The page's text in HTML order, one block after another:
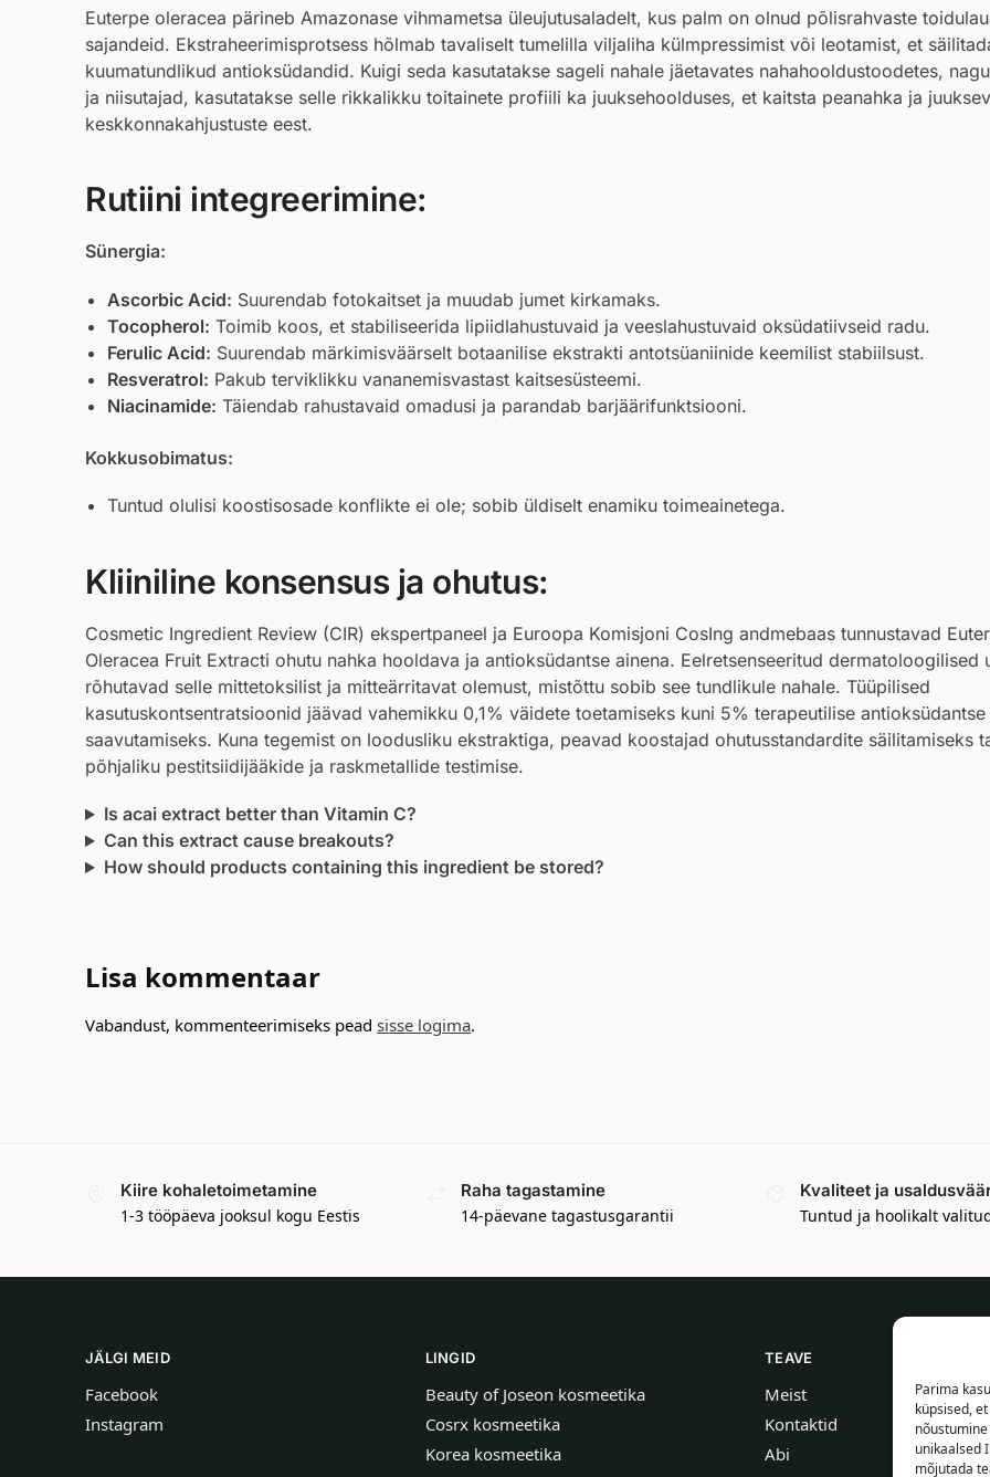
Parima
küpsised,
unikaalsed
mõjutada
Euterpe oleracea pärineb Amazonase vihmametsa üleujutusaladelt, kus palm on olnud põlisrahvaste
sajandeid. Ekstraheerimisprotsess hõlmab tavaliselt tumelilla viljaliha külmpressimist või leotamist, et
kuumatundlikud antioksüdandid. Kuigi seda kasutatakse sageli nahale jäetavates nahahooldustoodetes,
ja niisutajad, kasutatakse selle rikkalikku toitainete profiili ka juuksehoolduses, et kaitsta peanahka ja
keskkonnakahjustuste eest.
Rutiini integreerimine:
Sünergia:
Ascorbic Acid: Suurendab fotokaitset ja muudab jumet kirkamaks.
Tocopherol: Toimib koos, et stabiliseerida lipiidlahustuvaid ja veeslahustuvaid oksüdatiivseid radu.
Ferulic Acid: Suurendab märkimisväärselt botaanilise ekstrakti antotsüaniinide keemilist stabiilsust.
Resveratrol: Pakub terviklikku vananemisvastast kaitsesüsteemi.
Niacinamide: Täiendab rahustavaid omadusi ja parandab barjäärifunktsiooni.
Kokkusobimatus:
Tuntud olulisi koostisosade konflikte ei ole; sobib üldiselt enamiku toimeainetega.
Kliiniline konsensus ja ohutus:
Cosmetic Ingredient Review (CIR) ekspertpaneel ja Euroopa Komisjoni CosIng andmebaas tunnustavad
Oleracea Fruit Extracti ohutu nahka hooldava ja antioksüdantse ainena. Eelretsenseeritud dermatoloogilised
rõhutavad selle mittetoksilist ja mitteärritavat olemust, mistõttu sobib see tundlikule nahale. Tüüpilised
kasutuskontsentratsioonid jäävad vahemikku 0,1% väidete toetamiseks kuni 5% terapeutilise
saavutamiseks. Kuna tegemist on loodusliku ekstraktiga, peavad koostajad ohutusstandardite säilitamiseks
põhjaliku pestitsiidijääkide ja raskmetallide testimise.
Is acai extract better than Vitamin C?
Can this extract cause breakouts?
How should products containing this ingredient be stored?
Lisa kommentaar
Vabandust, kommenteerimiseks pead sisse logima.
Kiire kohaletoimetamine
1-3 tööpäeva jooksul kogu Eestis
Raha tagastamine
14-päevane tagastusgarantii
Kvaliteet ja
Tuntud ja hoolikalt
JÄLGI MEID
Facebook
Instagram
LINGID
Beauty of Joseon kosmeetika
Cosrx kosmeetika
Korea kosmeetika
TEAVE
Meist
Kontaktid
Abi